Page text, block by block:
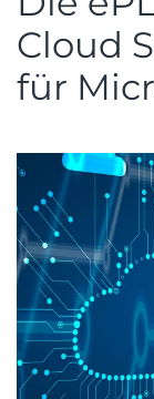
Cloud
für